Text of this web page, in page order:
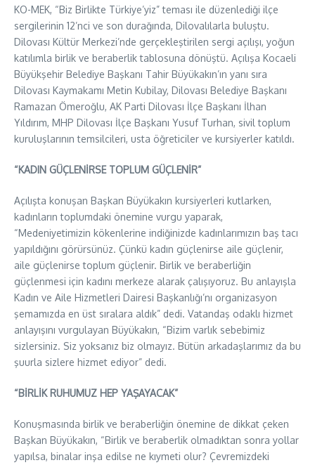
KO-MEK, “Biz Birlikte Türkiye’yiz” teması ile düzenlediği ilçe
sergilerinin 12’nci ve son durağında, Dilovalılarla buluştu.
Dilovası Kültür Merkezi’nde gerçekleştirilen sergi açılışı, yoğun
katılımla birlik ve beraberlik tablosuna dönüştü. Açılışa Kocaeli
Büyükşehir Belediye Başkanı Tahir Büyükakın’ın yanı sıra
Dilovası Kaymakamı Metin Kubilay, Dilovası Belediye Başkanı
Ramazan Ömeroğlu, AK Parti Dilovası İlçe Başkanı İlhan
Yıldırım, MHP Dilovası İlçe Başkanı Yusuf Turhan, sivil toplum
kuruluşlarının temsilcileri, usta öğreticiler ve kursiyerler katıldı.
“KADIN GÜÇLENİRSE TOPLUM GÜÇLENİR”
Açılışta konuşan Başkan Büyükakın kursiyerleri kutlarken,
kadınların toplumdaki önemine vurgu yaparak,
“Medeniyetimizin kökenlerine indiğinizde kadınlarımızın baş tacı
yapıldığını görürsünüz. Çünkü kadın güçlenirse aile güçlenir,
aile güçlenirse toplum güçlenir. Birlik ve beraberliğin
güçlenmesi için kadını merkeze alarak çalışıyoruz. Bu anlayışla
Kadın ve Aile Hizmetleri Dairesi Başkanlığı’nı organizasyon
şemamızda en üst sıralara aldık” dedi. Vatandaş odaklı hizmet
anlayışını vurgulayan Büyükakın, “Bizim varlık sebebimiz
sizlersiniz. Siz yoksanız biz olmayız. Bütün arkadaşlarımız da bu
şuurla sizlere hizmet ediyor” dedi.
“BİRLİK RUHUMUZ HEP YAŞAYACAK”
Konuşmasında birlik ve beraberliğin önemine de dikkat çeken
Başkan Büyükakın, “Birlik ve beraberlik olmadıktan sonra yollar
yapılsa, binalar inşa edilse ne kıymeti olur? Çevremizdeki